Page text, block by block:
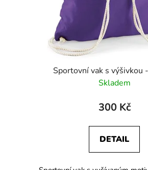
Sportovní vak s výšivkou
Skladem
300 Kč
DETAIL